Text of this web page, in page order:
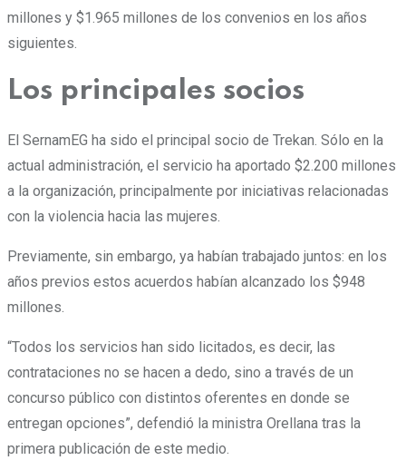
millones y $1.965 millones de los convenios en los años
siguientes.
Los principales socios
El SernamEG ha sido el principal socio de Trekan. Sólo en la
actual administración, el servicio ha aportado $2.200 millones
a la organización, principalmente por iniciativas relacionadas
con la violencia hacia las mujeres.
Previamente, sin embargo, ya habían trabajado juntos: en los
años previos estos acuerdos habían alcanzado los $948
millones.
“Todos los servicios han sido licitados, es decir, las
contrataciones no se hacen a dedo, sino a través de un
concurso público con distintos oferentes en donde se
entregan opciones”, defendió la ministra Orellana tras la
primera publicación de este medio.